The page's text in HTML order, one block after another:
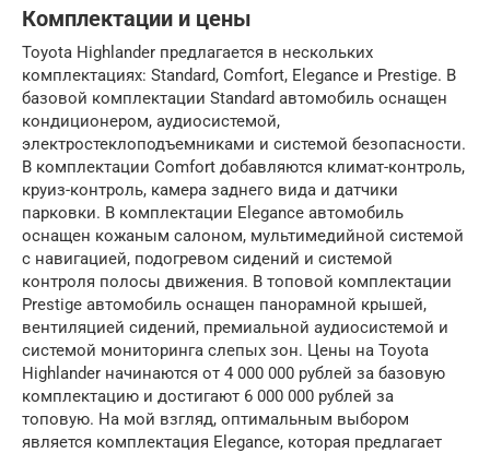
Комплектации и цены
Toyota Highlander предлагается в нескольких
комплектациях: Standard, Comfort, Elegance и Prestige. В
базовой комплектации Standard автомобиль оснащен
кондиционером, аудиосистемой,
электростеклоподъемниками и системой безопасности.
В комплектации Comfort добавляются климат-контроль,
круиз-контроль, камера заднего вида и датчики
парковки. В комплектации Elegance автомобиль
оснащен кожаным салоном, мультимедийной системой
с навигацией, подогревом сидений и системой
контроля полосы движения. В топовой комплектации
Prestige автомобиль оснащен панорамной крышей,
вентиляцией сидений, премиальной аудиосистемой и
системой мониторинга слепых зон. Цены на Toyota
Highlander начинаются от 4 000 000 рублей за базовую
комплектацию и достигают 6 000 000 рублей за
топовую. На мой взгляд, оптимальным выбором
является комплектация Elegance, которая предлагает